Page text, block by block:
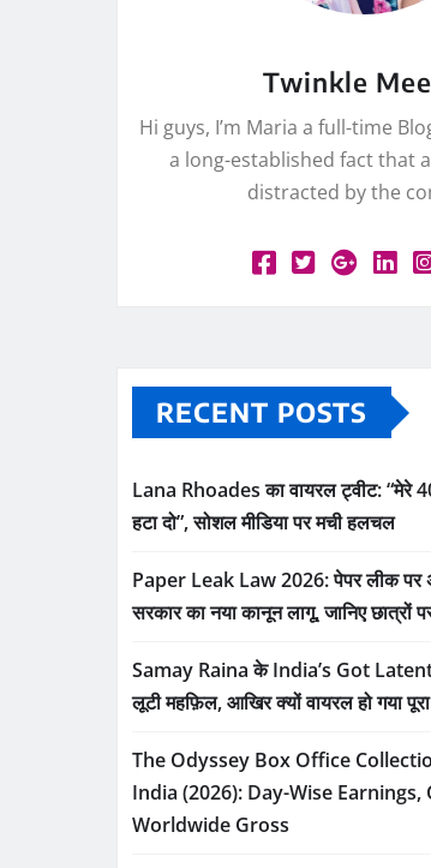
Twinkle
Hi guys, I’m Maria a full-time
a long-established fact that
distracted by the
RECENT POSTS
Lana Rhoades का वायरल ट्वीट: “मेरे
हटा दो”, सोशल मीडिया पर मची हलचल
Paper Leak Law 2026: पेपर लीक पर
सरकार का नया कानून लागू, जानिए छात्रों
Samay Raina के India’s Got
लूटी महफ़िल, आखिर क्यों वायरल हो गया
The Odyssey Box Office
India (2026): Day-Wise Earnings,
Worldwide Gross